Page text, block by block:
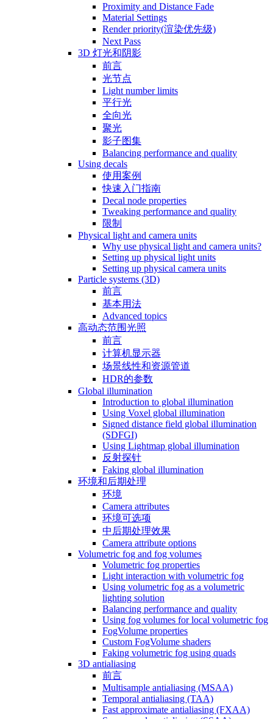
Proximity and Distance Fade
Material Settings
Render priority(渲染优先级)
Next Pass
3D 灯光和阴影
前言
光节点
Light number limits
平行光
全向光
聚光
影子图集
Balancing performance and quality
Using decals
使用案例
快速入门指南
Decal node properties
Tweaking performance and quality
限制
Physical light and camera units
Why use physical light and camera units?
Setting up physical light units
Setting up physical camera units
Particle systems (3D)
前言
基本用法
Advanced topics
高动态范围光照
前言
计算机显示器
场景线性和资源管道
HDR的参数
Global illumination
Introduction to global illumination
Using Voxel global illumination
Signed distance field global illumination
(SDFGI)
Using Lightmap global illumination
反射探针
Faking global illumination
环境和后期处理
环境
Camera attributes
环境可选项
中后期处理效果
Camera attribute options
Volumetric fog and fog volumes
Volumetric fog properties
Light interaction with volumetric fog
Using volumetric fog as a volumetric
lighting solution
Balancing performance and quality
Using fog volumes for local volumetric fog
FogVolume properties
Custom FogVolume shaders
Faking volumetric fog using quads
3D antialiasing
前言
Multisample antialiasing (MSAA)
Temporal antialiasing (TAA)
Fast approximate antialiasing (FXAA)